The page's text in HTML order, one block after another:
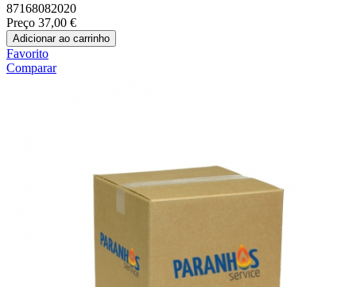
87168082020
Preço 37,00 €
Adicionar ao carrinho
Favorito
Comparar